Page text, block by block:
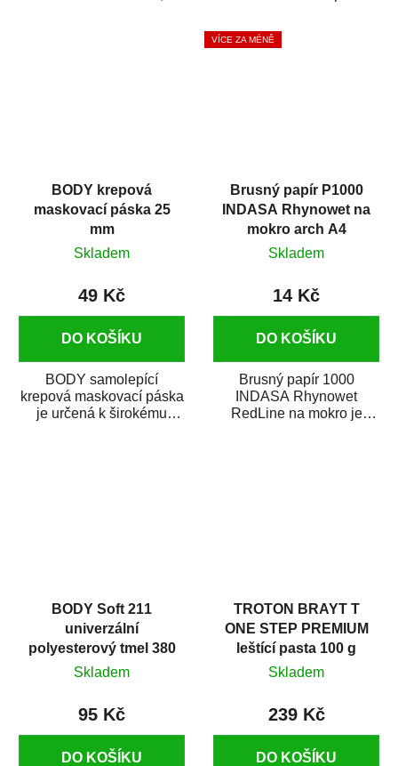
vrchních...
BODY krepová
maskovací páska 25
mm
Skladem
49 Kč
DO KOŠÍKU
BODY samolepící
krepová maskovací páska
je určená k širokému
VÍCE ZA MÉNĚ
Brusný papír P1000
INDASA Rhynowet na
mokro arch A4
Skladem
14 Kč
DO KOŠÍKU
Brusný papír 1000
INDASA Rhynowet
RedLine na mokro je
BODY Soft 211
univerzální
polyesterový tmel 380
g
Skladem
95 Kč
DO KOŠÍKU
TROTON BRAYT T
ONE STEP PREMIUM
leštící pasta 100 g
Skladem
239 Kč
DO KOŠÍKU